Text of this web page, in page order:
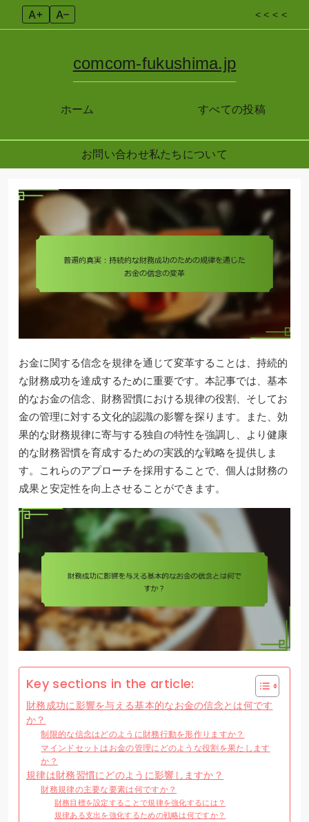
A+ A– < < < <
ホーム
comcom-fukushima.jp
すべての投稿
お問い合わせ私たちについて
content
お金に関する信念を規律を通じて変革することは、持続的
な財務成功を達成するために重要です。本記事では、基本
的なお金の信念、財務習慣における規律の役割、そしてお
金の管理に対する文化的認識の影響を探ります。また、効
果的な財務規律に寄与する独自の特性を強調し、より健康
的な財務習慣を育成するための実践的な戦略を提供しま
す。これらのアプローチを採用することで、個人は財務の
成果と安定性を向上させることができます。
Key sections in the article:
財務成功に影響を与える基本的なお金の信念とは何です
か？
制限的な信念はどのように財務行動を形作りますか？
マインドセットはお金の管理にどのような役割を果たします
か？
規律は財務習慣にどのように影響しますか？
財務規律の主要な要素は何ですか？
財務目標を設定することで規律を強化するには？
規律ある支出を強化するための戦略は何ですか？